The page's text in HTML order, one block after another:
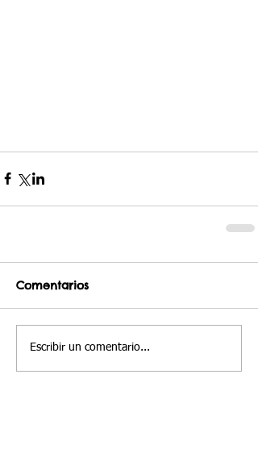
Comentarios
Escribir un comentario...